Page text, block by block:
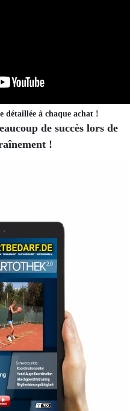
détaillée à chaque achat !
de succès lors de
!